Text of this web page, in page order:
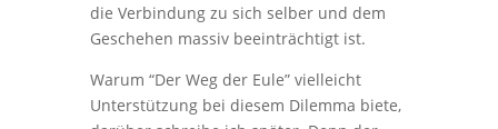
die Verbindung zu sich selber und dem
Geschehen massiv beeinträchtigt ist.
Warum “Der Weg der Eule” vielleicht
Unterstützung bei diesem Dilemma biete,